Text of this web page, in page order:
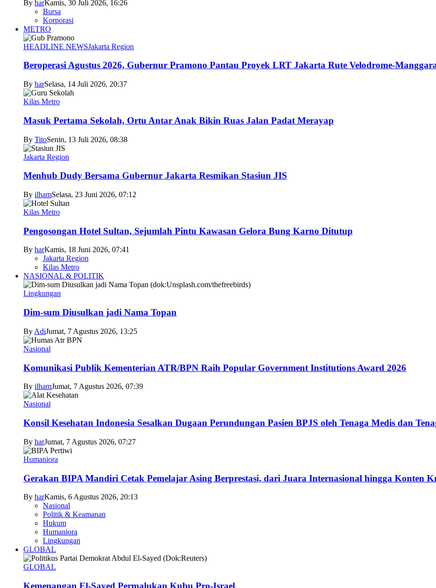
By harKamis, 30 Juli 2026, 16:26
Bursa
Korporasi
METRO
HEADLINE NEWSJakarta Region
Beroperasi Agustus 2026, Gubernur Pramono Pantau Proyek LRT Jakarta Rute Velodrome-
By harSelasa, 14 Juli 2026, 20:37
Kilas Metro
Masuk Pertama Sekolah, Ortu Antar Anak Bikin Ruas Jalan Padat Merayap
By TitoSenin, 13 Juli 2026, 08:38
Jakarta Region
Menhub Dudy Bersama Gubernur Jakarta Resmikan Stasiun JIS
By ilhamSelasa, 23 Juni 2026, 07:12
Kilas Metro
Pengosongan Hotel Sultan, Sejumlah Pintu Kawasan Gelora Bung Karno Ditutup
By harKamis, 18 Juni 2026, 07:41
Jakarta Region
Kilas Metro
NASIONAL & POLITIK
Lingkungan
Dim-sum Diusulkan jadi Nama Topan
By AdiJumat, 7 Agustus 2026, 13:25
Nasional
Komunikasi Publik Kementerian ATR/BPN Raih Popular Government Institutions Award 2026
By ilhamJumat, 7 Agustus 2026, 07:39
Nasional
Konsil Kesehatan Indonesia Sesalkan Dugaan Perundungan Pasien BPJS oleh Tenaga Medis dan
By harJumat, 7 Agustus 2026, 07:27
Humaniora
Gerakan BIPA Mandiri Cetak Pemelajar Asing Berprestasi, dari Juara Internasional hingga Konten
By harKamis, 6 Agustus 2026, 20:13
Nasional
Politik & Keamanan
Hukum
Humaniora
Lingkungan
GLOBAL
GLOBAL
Kemenangan El-Sayed Permalukan Kubu Pro-Israel